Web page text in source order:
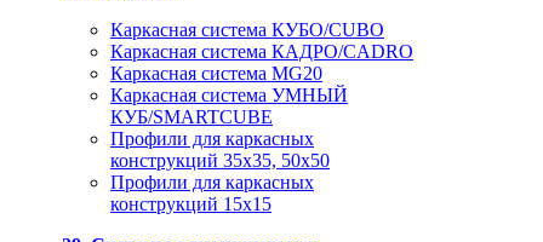
Каркасная система КУБО/CUBO
Каркасная система КАДРО/CADRO
Каркасная система MG20
Каркасная система УМНЫЙ
КУБ/SMARTCUBE
Профили для каркасных
конструкций 35x35, 50x50
Профили для каркасных
конструкций 15х15